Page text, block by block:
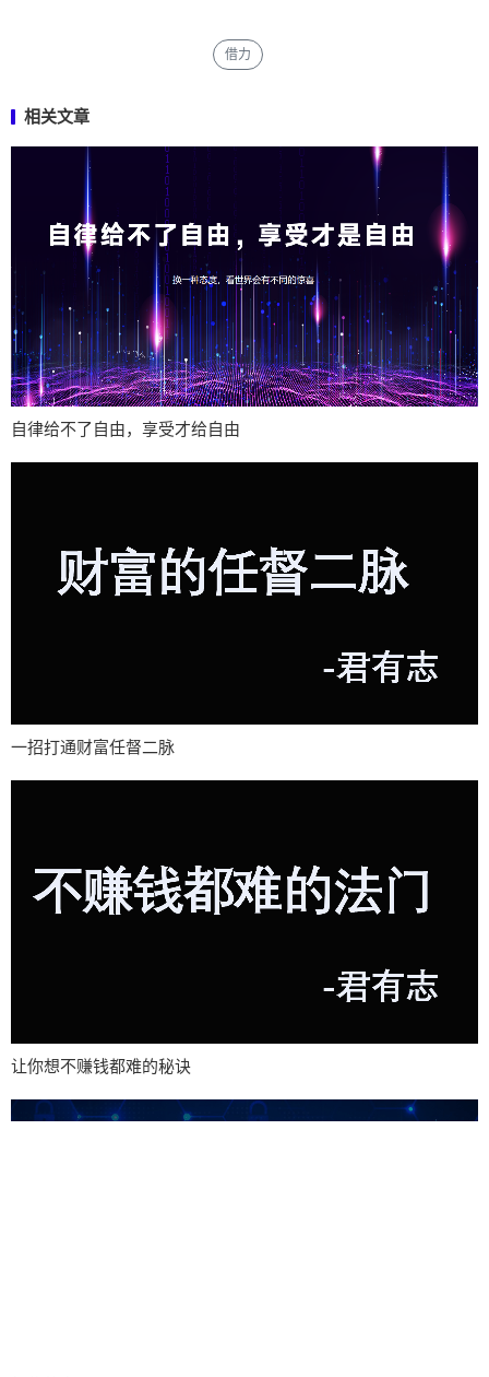
借力
相关文章
自律给不了自由，享受才给自由
一招打通财富任督二脉
让你想不赚钱都难的秘诀